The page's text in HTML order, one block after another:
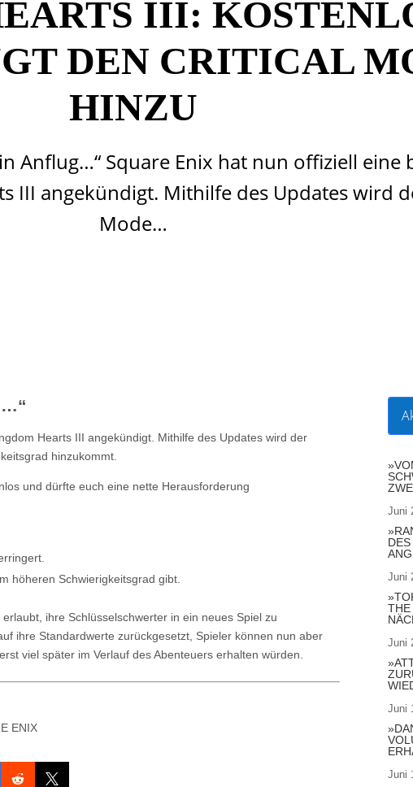
III:
DEN CRITICAL
HINZU
Anflug…“ Square Enix hat nun offiziell eine
III angekündigt. Mithilfe des Updates wird
Mode…
Hearts III angekündigt. Mithilfe des Updates wird der
hinzukommt.
und dürfte euch eine nette Herausforderung
höheren Schwierigkeitsgrad gibt.
ihre Schlüsselschwerter in ein neues Spiel zu
ihre Standardwerte zurückgesetzt, Spieler können nun aber
viel später im Verlauf des Abenteuers erhalten würden.
ENIX
Juni
Juni
THE
Juni
Juni
Juni